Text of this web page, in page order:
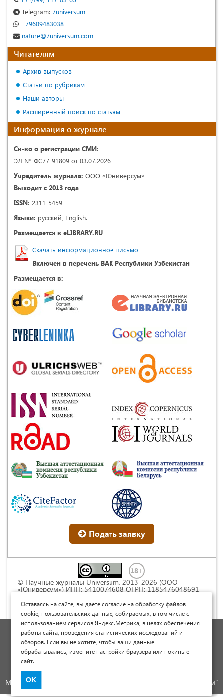
Telegram: 7universum
+79609483038
nature@7universum.com
Читателям
Архив выпусков
Статьи по рубрикам
Наши авторы
Расширенный поиск по статьям
Информация о журнале
Св-во о регистрации СМИ:
ЭЛ № ФС77-91809 от 03.07.2026
Учредитель журнала: ООО «Юниверсум»
Выходит с 2013 года
ISSN: 2311-5459
Языки: русский, English.
Размещается в eLIBRARY.RU
Скачать информационное письмо
Включен в перечень ВАК Республики Узбекистан
Размещается в:
Подать заявку
© Научные журналы Universum, 2013-2026 (ООО
«Юниверсум») ИНН: 5410074608 ОГРН: 1185476048691
Commons « Attribution» («Атрибуция») 4.0
Непортированная
Политика обработки персональных данных
Договор оферты
Опубликовать научную статью
Международный научно-исследовательский журнал "Юниверсум"
Оставаясь на сайте, вы даете согласие на обработку файлов
cookie, пользовательских данных, собираемых, в том числе с
использованием сервисов Яндекс.Метрика, в целях обеспечения
работы сайта, проведения статистических исследований и
обзоров. Если вы не хотите, чтобы ваши данные
обрабатывались, измените настройки браузера или покиньте
сайт.
OK